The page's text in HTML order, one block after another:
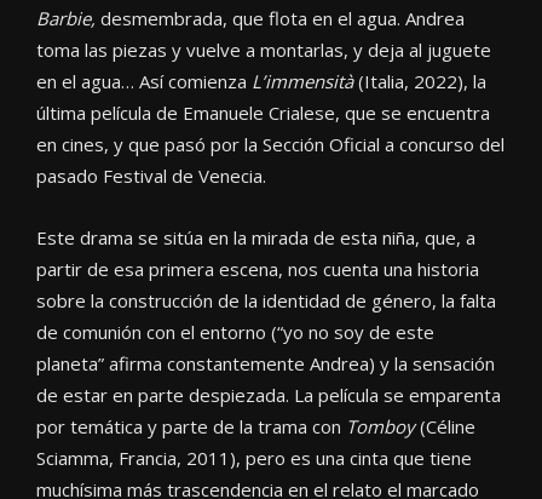
Barbie, desmembrada, que flota en el agua. Andrea
toma las piezas y vuelve a montarlas, y deja al juguete
en el agua… Así comienza L’immensità(Italia, 2022), la
última película de Emanuele Crialese, que se encuentra
en cines, y que pasó por la Sección Oficial a concurso del
pasado Festival de Venecia.
Este drama se sitúa en la mirada de esta niña, que, a
partir de esa primera escena, nos cuenta una historia
sobre la construcción de la identidad de género, la falta
de comunión con el entorno (“yo no soy de este
planeta” afirma constantemente Andrea) y la sensación
de estar en parte despiezada. La película se emparenta
por temática y parte de la trama con Tomboy(Céline
Sciamma, Francia, 2011), pero es una cinta que tiene
muchísima más trascendencia en el relato el marcado